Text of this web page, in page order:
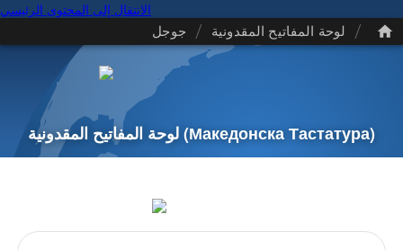
الانتقال إلى المحتوى الرئيسي
/ لوحة المفاتيح المقدونية / جوجل
لوحة المفاتيح المقدونية(Македонска Тастатура)